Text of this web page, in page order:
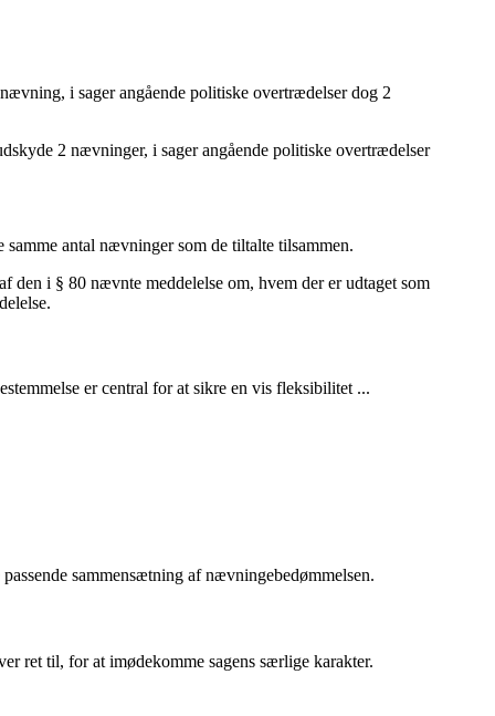
i sager angående politiske overtrædelser dog 2
2 nævninger, i sager angående politiske overtrædelser
antal nævninger som de tiltalte tilsammen.
den i § 80 nævnte meddelelse om, hvem der er udtaget som
er central for at sikre en vis fleksibilitet ...
sammensætning af nævningebedømmelsen.
ret til, for at imødekomme sagens særlige karakter.